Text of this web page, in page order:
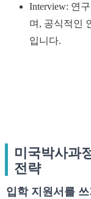
Interview: 연
며, 공식적인
입니다.
미국박사과
전략
입학 지원서를